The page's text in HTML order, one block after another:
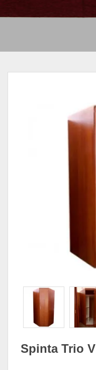
Spinta Trio V